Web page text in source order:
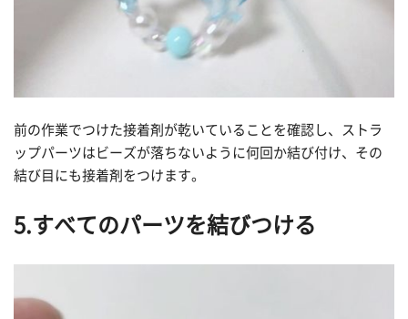
前の作業でつけた接着剤が乾いていることを確認し、ストラ
ップパーツはビーズが落ちないように何回か結び付け、その
結び目にも接着剤をつけます。
5.すべてのパーツを結びつける